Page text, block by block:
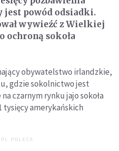
jest powód odsiadki.
wywieźć z Wielkiej
ochroną sokoła
obywatelstwo irlandzkie,
gdzie sokolnictwo jest
czarnym rynku jajo sokoła
tysięcy amerykańskich
POLECA